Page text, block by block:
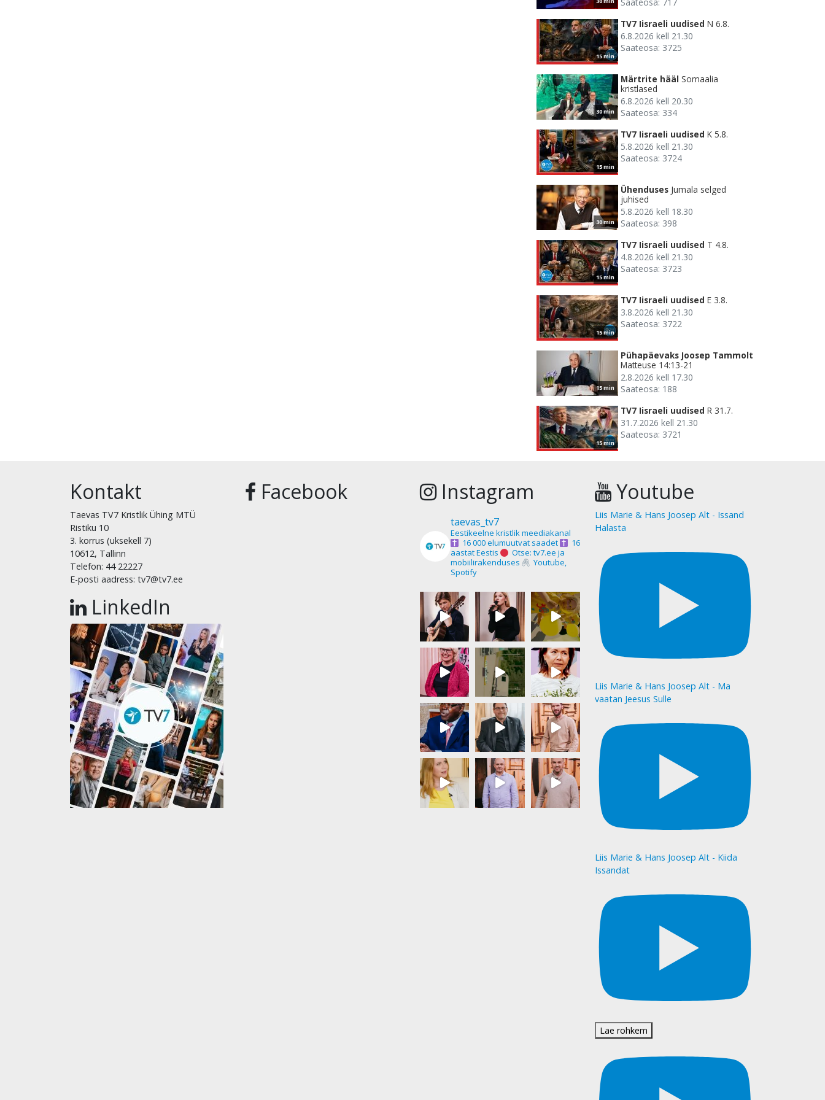
15 min
TV7 Iisraeli uudised N 6.8.
6.8.2026 kell 21.30
Saateosa: 3725
30 min
Märtrite hääl Somaalia
kristlased
6.8.2026 kell 20.30
Saateosa: 334
15 min
TV7 Iisraeli uudised K 5.8.
5.8.2026 kell 21.30
Saateosa: 3724
30 min
Ühenduses Jumala selged
juhised
5.8.2026 kell 18.30
Saateosa: 398
15 min
TV7 Iisraeli uudised T 4.8.
4.8.2026 kell 21.30
Saateosa: 3723
15 min
TV7 Iisraeli uudised E 3.8.
3.8.2026 kell 21.30
Saateosa: 3722
15 min
Pühapäevaks Joosep Tammolt
Matteuse 14:13-21
2.8.2026 kell 17.30
Saateosa: 188
15 min
TV7 Iisraeli uudised R 31.7.
31.7.2026 kell 21.30
Saateosa: 3721
Kontakt
Taevas TV7 Kristlik Ühing MTÜ
Ristiku 10
3. korrus (uksekell 7)
10612, Tallinn
Telefon: 44 22227
E-posti aadress: tv7@tv7.ee
LinkedIn
Facebook Instagram
taevas_tv7
Eestikeelne kristlik meediakanal
16 000 elumuutvat saadet
16
aastat Eestis
Otse: tv7.ee ja
mobiilirakenduses
Youtube,
Spotify
Youtube
Liis Marie & Hans Joosep Alt - Issand
Halasta
Liis Marie & Hans Joosep Alt - Ma
vaatan Jeesus Sulle
Liis Marie & Hans Joosep Alt - Kiida
Issandat
Lae rohkem